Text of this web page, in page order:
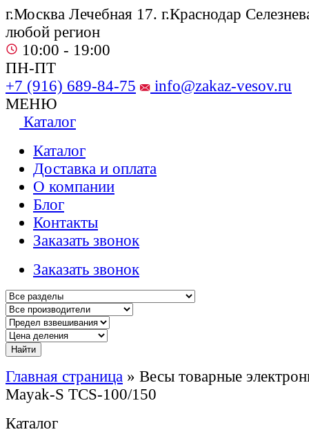
г.Москва Лечебная 17. г.Краснодар
любой регион
10:00 - 19:00
ПН-ПТ
+7 (916) 689-84-75
info@zakaz-vesov.ru
МЕНЮ
Каталог
Каталог
Доставка и оплата
О компании
Блог
Контакты
Заказать звонок
Заказать звонок
Главная страница » Весы товарные
Mayak-S TCS-100/150
Каталог